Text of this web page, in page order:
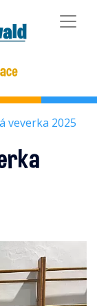
veverka 2025